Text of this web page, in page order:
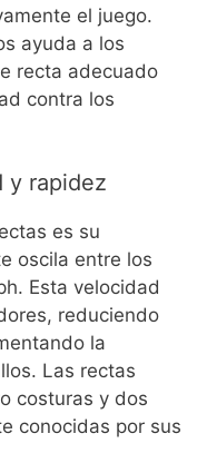
el juego.
ayuda a los
recta adecuado
contra los
y rapidez
es su
oscila entre los
Esta velocidad
reduciendo
la
Las rectas
costuras y dos
conocidas por sus